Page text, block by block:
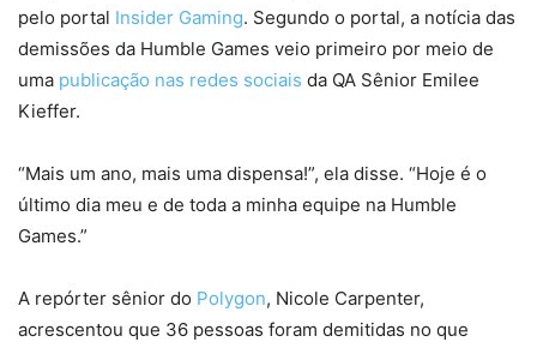
pelo portal Insider Gaming. Segundo o portal, a notícia das
demissões da Humble Games veio primeiro por meio de
uma publicação nas redes sociais da QA Sênior Emilee
Kieffer.
“Mais um ano, mais uma dispensa!”, ela disse. “Hoje é o
último dia meu e de toda a minha equipe na Humble
Games.”
A repórter sênior do Polygon, Nicole Carpenter,
acrescentou que 36 pessoas foram demitidas no que